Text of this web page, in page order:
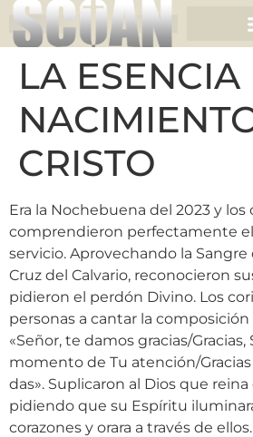
LA
CRISTO
Era la Nochebuena del 2023 y
comprendieron perfectamente
servicio. Aprovechando la Sangre
Cruz del Calvario, reconocieron
pidieron el perdón Divino. Los
personas a cantar la composición
«Señor, te damos gracias/Gracias,
momento de Tu atención/
das». Suplicaron al Dios que reina
pidiendo que su Espíritu
corazones y orara a través de